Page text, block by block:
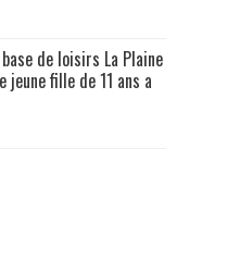
de loisirs La Plaine
jeune fille de 11 ans a